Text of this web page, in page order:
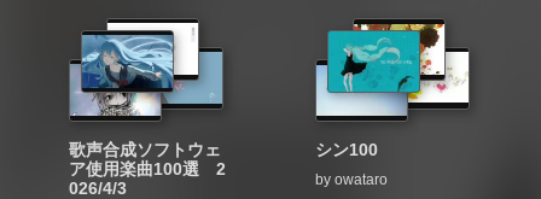
歌声合成ソフトウェ
ア使用楽曲100選 2
026/4/3
シン100
by owataro